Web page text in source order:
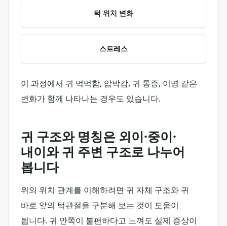
턱 위치 변화
스트레스
이 과정에서 귀 먹먹함, 압박감, 귀 통증, 이명 같은
변화가 함께 나타나는 경우도 있습니다.
귀 구조와 명칭은 외이·중이·
내이와 귀 주변 구조로 나누어
봅니다
위의 위치 관계를 이해하려면 귀 자체 구조와 귀
바로 앞의 턱관절을 구분해 보는 것이 도움이
됩니다. 귀 안쪽이 불편하다고 느껴도 실제 증상이